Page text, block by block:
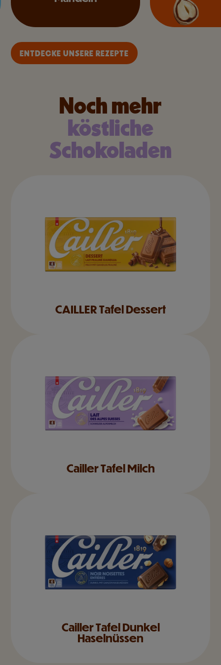
ENTDECKE UNSERE REZEPTE
Noch mehr
köstliche
Schokoladen
CAILLER Tafel Dessert
Cailler Tafel Milch
Cailler Tafel Dunkel
Haselnüssen